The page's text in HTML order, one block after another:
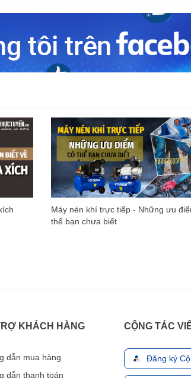
Máy nén khí trực tiếp - Những ưu
thể bạn chưa biết
KHÁCH HÀNG
dẫn mua hàng
dẫn thanh toán
CỘNG TÁC
Đăng ký